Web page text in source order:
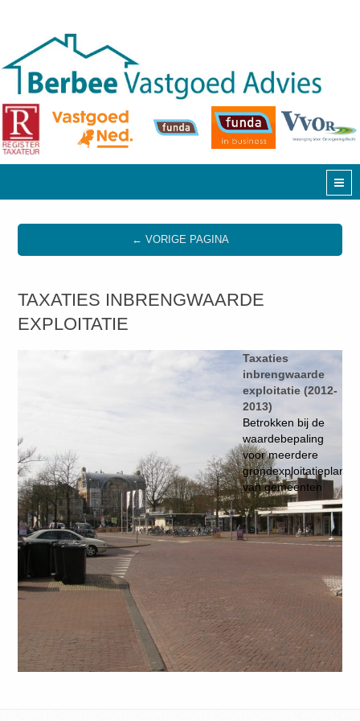
← VORIGE PAGINA
TAXATIES INBRENGWAARDE
EXPLOITATIE
Taxaties
inbrengwaarde
exploitatie (2012-
2013)
Betrokken bij de
waardebepaling
voor meerdere
van gemeenten